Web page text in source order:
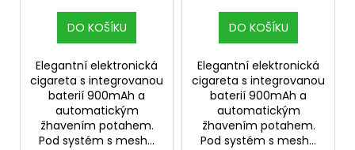
DO KOŠÍKU
Elegantní elektronická
cigareta s integrovanou
baterií 900mAh a
automatickým
žhavením potahem.
Pod systém s mesh...
DO KOŠÍKU
Elegantní elektronická
cigareta s integrovanou
baterií 900mAh a
automatickým
žhavením potahem.
Pod systém s mesh...